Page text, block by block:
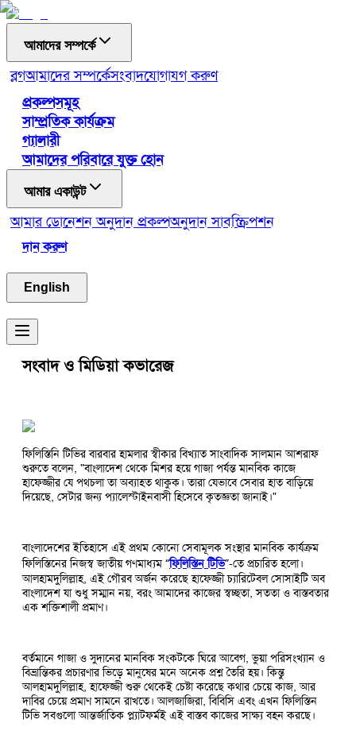
আমাদের সম্পর্কে
ব্লগআমাদের সম্পর্কেসংবাদযোগাযগ করুণ
প্রকল্পসমূহ
সাম্প্রতিক কার্যক্রম
গ্যালারী
আমাদের পরিবারে যুক্ত হোন
আমার একাউন্ট
আমার ডোনেশনঅনুদান প্রকল্পঅনুদান সাবস্ক্রিপশন
দান করুণ
English
সংবাদ ও মিডিয়া কভারেজ
ফিলিস্তিনি টিভির বারবার হামলার স্বীকার বিখ্যাত সাংবাদিক সালমান আশরাফ
শুরুতে বলেন, "বাংলাদেশ থেকে মিশর হয়ে গাজা পর্যন্ত মানবিক কাজে
হাফেজ্জীর যে পথচলা তা অব্যাহত থাকুক। তারা যেভাবে সেবার হাত বাড়িয়ে
দিয়েছে, সেটার জন্য প্যালেস্টাইনবাসী হিসেবে কৃতজ্ঞতা জানাই।"
বাংলাদেশের ইতিহাসে এই প্রথম কোনো সেবামূলক সংস্থার মানবিক কার্যক্রম
ফিলিস্তিনের নিজস্ব জাতীয় গণমাধ্যম “ফিলিস্তিন টিভি”-তে প্রচারিত হলো।
আলহামদুলিল্লাহ, এই গৌরব অর্জন করেছে হাফেজ্জী চ্যারিটেবল সোসাইটি অব
বাংলাদেশ যা শুধু সম্মান নয়, বরং আমাদের কাজের স্বচ্ছতা, সততা ও বাস্তবতার
এক শক্তিশালী প্রমাণ।
বর্তমানে গাজা ও সুদানের মানবিক সংকটকে ঘিরে আবেগ, ভুয়া পরিসংখ্যান ও
বিভ্রান্তিকর প্রচারণার ভিড়ে মানুষের মনে অনেক প্রশ্ন তৈরি হয়। কিন্তু
আলহামদুলিল্লাহ, হাফেজ্জী শুরু থেকেই চেষ্টা করেছে কথার চেয়ে কাজ, আর
দাবির চেয়ে প্রমাণ সামনে রাখতে। আলজাজিরা, বিবিসি এবং এখন ফিলিস্তিন
টিভি সবগুলো আন্তর্জাতিক প্ল্যাটফর্মই এই বাস্তব কাজের সাক্ষ্য বহন করছে।